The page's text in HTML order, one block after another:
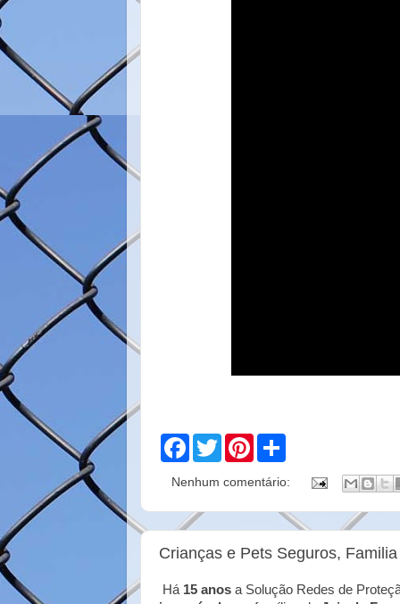
F
e
o
o
T
w
t
e
P
t
r
t
r
Nenhum comentário:
Crianças e Pets Seguros,
Há 15 anos a Solução Redes de